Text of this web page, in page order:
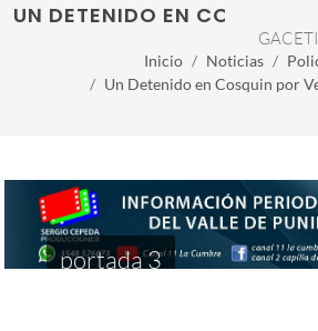
UN DETENIDO EN COSQUIN
Inicio Noticias
Un Detenido en Cosquin por
portada 3